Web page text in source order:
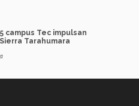
campus Tec impulsan
Tarahumara